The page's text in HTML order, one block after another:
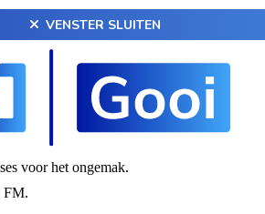
VENSTER SLUITEN
voor het ongemak.
FM.